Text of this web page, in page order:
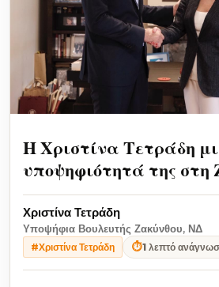
Η Χριστίνα Τετράδη
υποψηφιότητά της στη
Χριστίνα Τετράδη
Υποψήφια Βουλευτής Ζακύνθου, ΝΔ
#Χριστίνα Τετράδη ⏱1 λεπτό